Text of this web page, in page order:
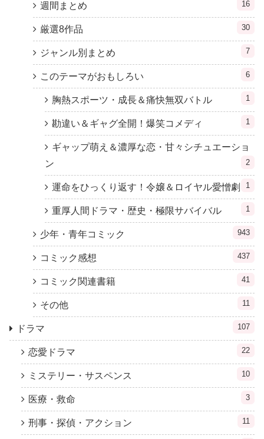
週間まとめ 16
厳選8作品 30
ジャンル別まとめ 7
このテーマがおもしろい 6
胸熱スポーツ・成長＆痛快無双バトル 1
勘違い＆ギャグ全開！爆笑コメディ 1
ギャップ萌え＆濃厚な恋・甘々シチュエーショ
ン
2
運命をひっくり返す！令嬢＆ロイヤル愛憎劇 1
重厚人間ドラマ・歴史・極限サバイバル 1
少年・青年コミック 943
コミック感想 437
コミック関連書籍 41
その他 11
ドラマ 107
恋愛ドラマ 22
ミステリー・サスペンス 10
医療・救命 3
刑事・探偵・アクション 11